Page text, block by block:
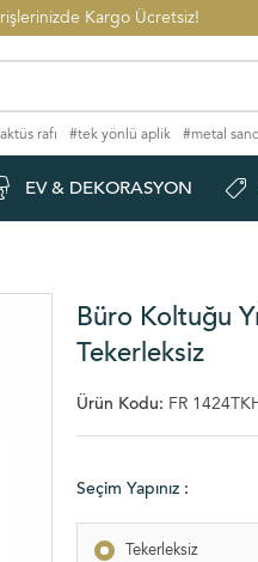
Kargo Ücretsiz!
rafı #tek yönlü aplik #metal
EV & DEKORASYON
Büro Koltuğu
Tekerleksiz
Ürün Kodu: FR
Seçim Yapınız :
Tekerleksiz